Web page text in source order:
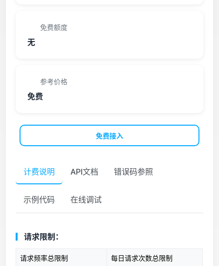
免费额度
无
参考价格
免费
免费接入
计费说明 API文档 错误码参照
示例代码 在线调试
请求限制：
请求频率总限制 每日请求次数总限制